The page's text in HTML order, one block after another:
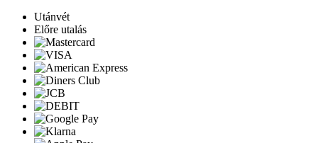
Utánvét
Előre utalás